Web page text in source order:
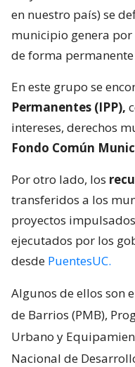
en nuestro país) se
municipio genera por
de forma
En este grupo se
Permanentes (IPP),
intereses, derechos
Fondo Común
Por otro lado, los
transferidos a los
proyectos
ejecutados por los
desde PuentesUC.
Algunos de ellos son
de Barrios (PMB),
Urbano y
Nacional de